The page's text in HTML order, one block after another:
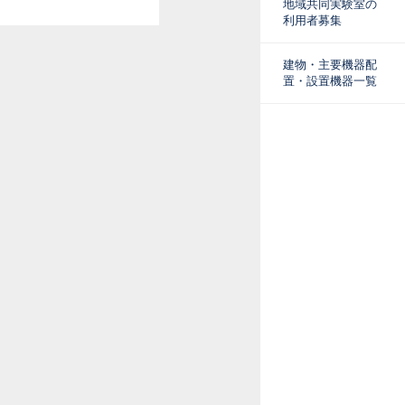
地域共同実験室の
利用者募集
建物・主要機器配
置・設置機器一覧